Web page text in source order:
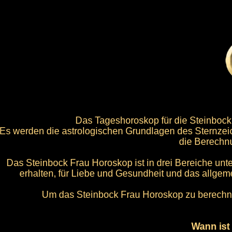
Das Tageshoroskop für die
Es werden die astrologischen Grundlagen des
die
Das Steinbock Frau Horoskop ist in drei Bereiche
erhalten, für Liebe und Gesundheit und das
Um das Steinbock Frau Horoskop zu
Wann